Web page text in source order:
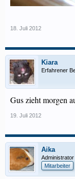
18. Juli 2012
Kiara
Erfahrener
Gus zieht morgen
19. Juli 2012
Aika
Administrator
Mitarbeiter